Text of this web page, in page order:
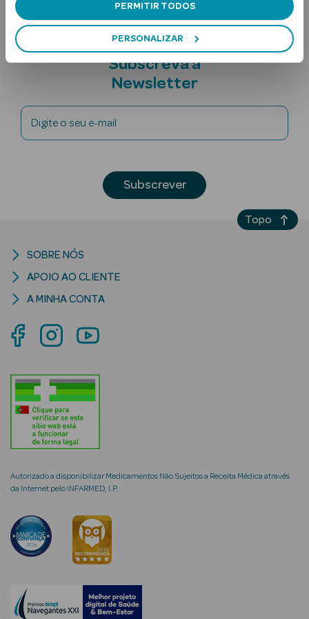
PERMITIR TODOS
PERSONALIZAR
Ver Tudo
Solares Bebé e
Rosto e
Ver Tudo
Cosmética
Séruns Faciais
Creme de Olhos
envelhecimento
Subscreva a
Newsletter
Digite o seu e-mail
Subscrever
Autorizado a disponibilizar Medicamentos Não Sujeitos a Receita Médica através
da Internet pelo INFARMED, I.P.
SOBRE NÓS
APOIO AO CLIENTE
A MINHA CONTA
Topo